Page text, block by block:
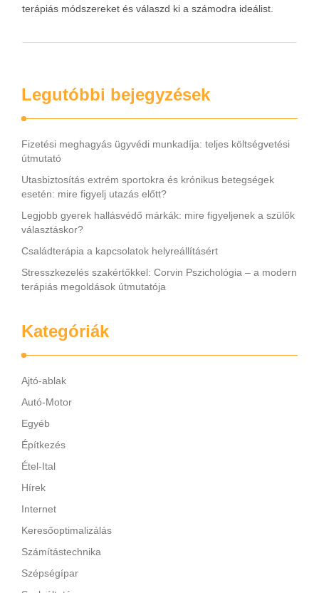
terápiás módszereket és válaszd ki a számodra ideálist.
Legutóbbi bejegyzések
Fizetési meghagyás ügyvédi munkadíja: teljes költségvetési
útmutató
Utasbiztosítás extrém sportokra és krónikus betegségek
esetén: mire figyelj utazás előtt?
Legjobb gyerek hallásvédő márkák: mire figyeljenek a szülők
választáskor?
Családterápia a kapcsolatok helyreállításért
Stresszkezelés szakértőkkel: Corvin Pszichológia – a modern
terápiás megoldások útmutatója
Kategóriák
Ajtó-ablak
Autó-Motor
Egyéb
Építkezés
Étel-Ital
Hírek
Internet
Keresőoptimalizálás
Számítástechnika
Szépségípar